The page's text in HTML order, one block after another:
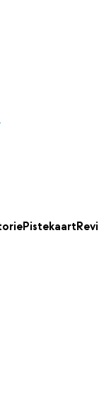
Pistekaart